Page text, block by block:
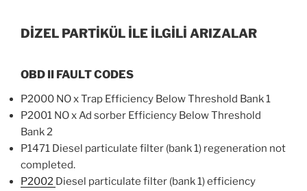
DİZEL PARTİKÜL İLE İLGİLİ ARIZALAR
OBD II FAULT CODES
P2000 NO x Trap Efficiency Below Threshold Bank 1
P2001 NO x Ad sorber Efficiency Below Threshold
Bank 2
P1471 Diesel particulate filter (bank 1) regeneration not
completed.
P2002 Diesel particulate filter (bank 1) efficiency